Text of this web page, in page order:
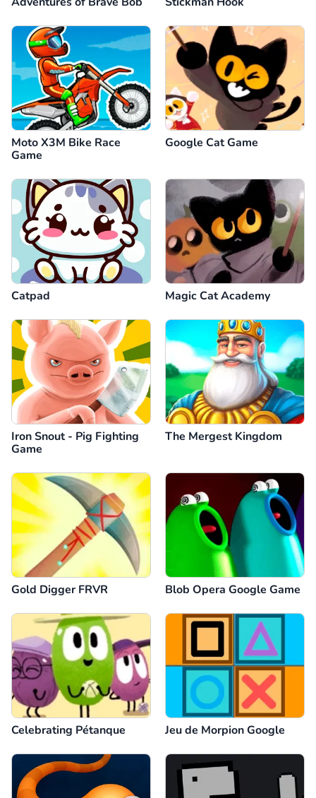
Moto X3M Bike Race
Game
Google Cat Game
Catpad Magic Cat Academy
Iron Snout - Pig Fighting
Game
The Mergest Kingdom
Gold Digger FRVR Blob Opera Google Game
Celebrating Pétanque Jeu de Morpion Google